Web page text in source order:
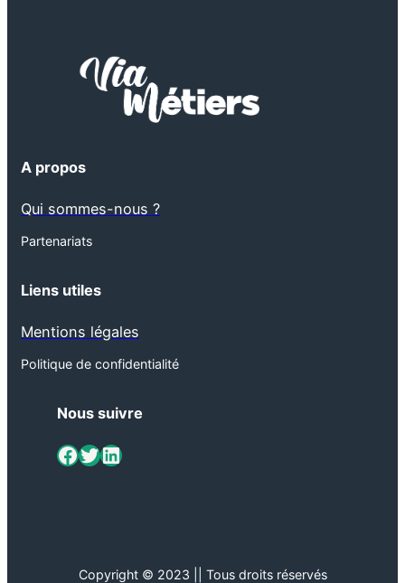
A propos
Qui sommes-nous ?
Partenariats
Liens utiles
Mentions légales
Politique de confidentialité
Nous suivre
ViaMétiers sur Facebook Twitter LinkedIn
Copyright © 2023 || Tous droits réservés